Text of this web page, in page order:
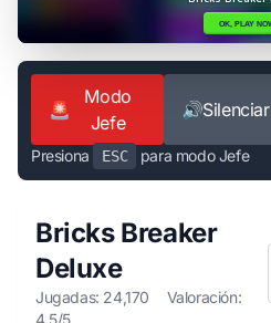
🚨
Modo
Jefe
🔊Silenciar
Presiona ESC para modo Jefe
Bricks Breaker
Deluxe
Jugadas: 24,170
Valoración:
4.5/5